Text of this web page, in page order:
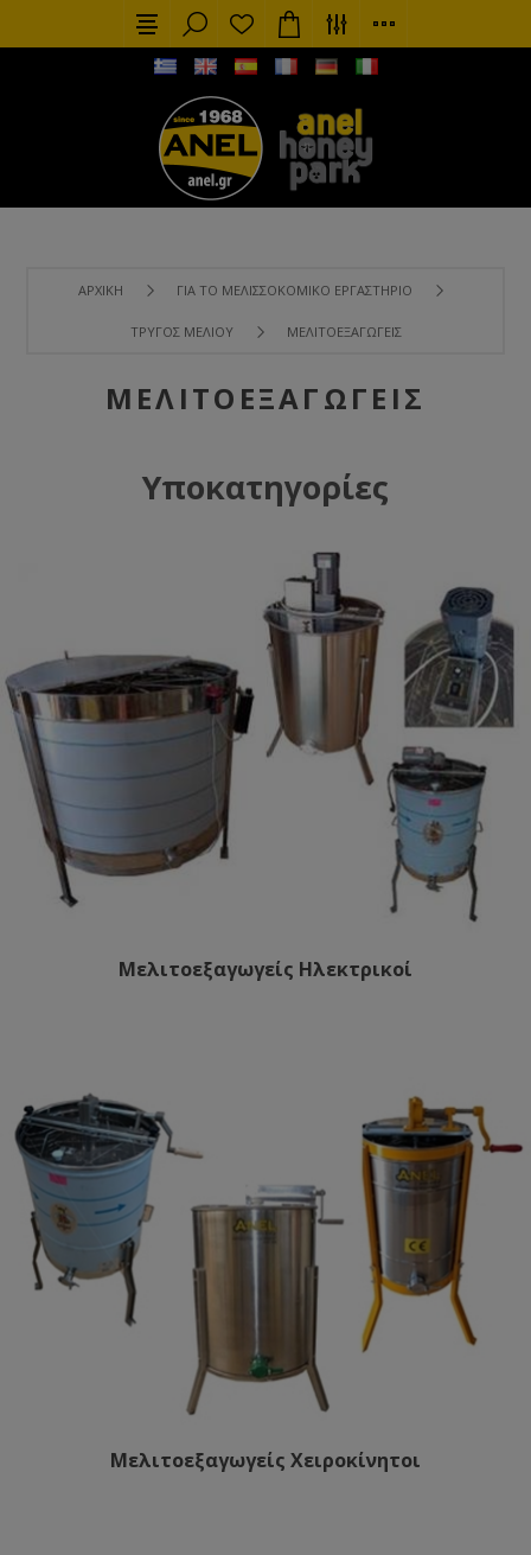
ΑΡΧΙΚΉ ΓΙΑ ΤΟ ΜΕΛΙΣΣΟΚΟΜΙΚΌ ΕΡΓΑΣΤΉΡΙΟ
ΤΡΎΓΟΣ ΜΕΛΙΟΎ ΜΕΛΙΤΟΕΞΑΓΩΓΕΊΣ
ΜΕΛΙΤΟΕΞΑΓΩΓΕΊΣ
Υποκατηγορίες
Μελιτοεξαγωγείς Ηλεκτρικοί
Μελιτοεξαγωγείς Χειροκίνητοι